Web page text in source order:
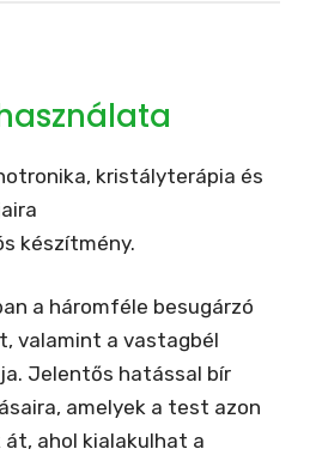
kristályterápia és
készítmény.
a háromféle besugárzó
valamint a vastagbél
Jelentős hatással bír
amelyek a test azon
ahol kialakulhat a